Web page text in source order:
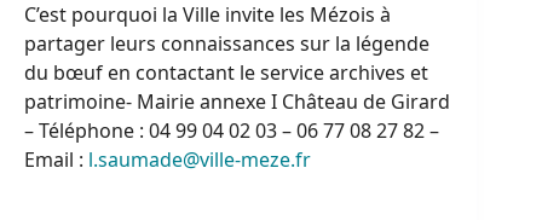
C’est pourquoi la Ville invite les Mézois à
partager leurs connaissances sur la légende
du bœuf en contactant le service archives et
patrimoine- Mairie annexe I Château de Girard
– Téléphone : 04 99 04 02 03 – 06 77 08 27 82 –
Email : l.saumade@ville-meze.fr